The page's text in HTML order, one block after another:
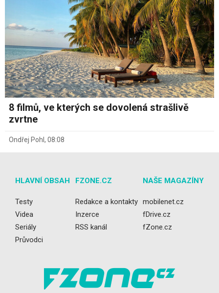
8 filmů, ve kterých se dovolená strašlivě
zvrtne
Ondřej Pohl , 08:08
HLAVNÍ OBSAH
Testy
Videa
Seriály
Průvodci
FZONE.CZ
Redakce a kontakty
Inzerce
RSS kanál
NAŠE MAGAZÍNY
mobilenet.cz
fDrive.cz
fZone.cz